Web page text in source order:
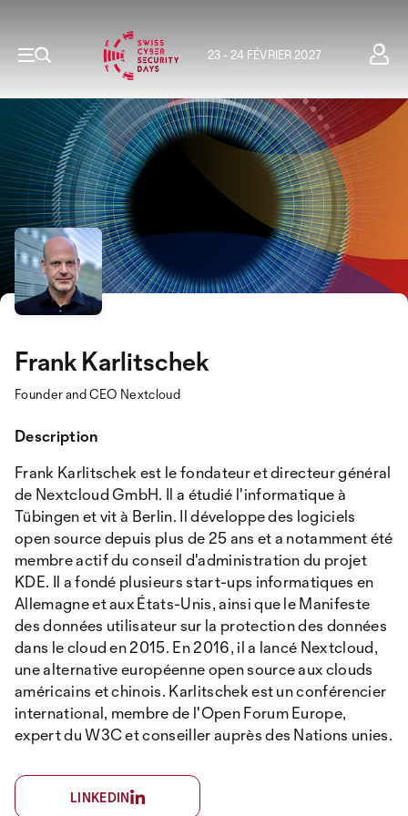
23 - 24 FÉVRIER 2027
Frank Karlitschek
Founder and CEO Nextcloud
Description
Frank Karlitschek est le fondateur et directeur général
de Nextcloud GmbH. Il a étudié l'informatique à
Tübingen et vit à Berlin. Il développe des logiciels
open source depuis plus de 25 ans et a notamment été
membre actif du conseil d'administration du projet
KDE. Il a fondé plusieurs start-ups informatiques en
Allemagne et aux États-Unis, ainsi que le Manifeste
des données utilisateur sur la protection des données
dans le cloud en 2015. En 2016, il a lancé Nextcloud,
une alternative européenne open source aux clouds
américains et chinois. Karlitschek est un conférencier
international, membre de l'Open Forum Europe,
expert du W3C et conseiller auprès des Nations unies.
LINKEDIN